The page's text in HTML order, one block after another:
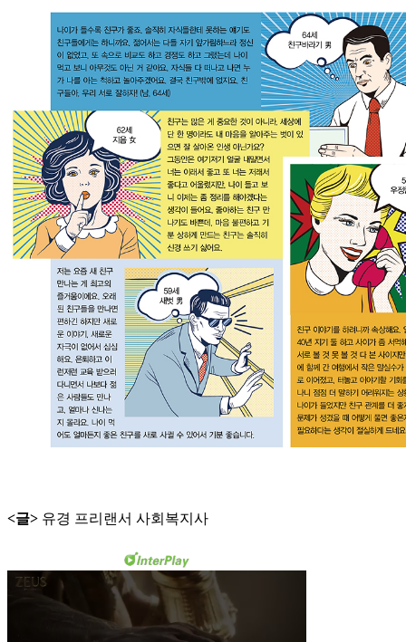
<글> 유경 프리랜서 사회복지사